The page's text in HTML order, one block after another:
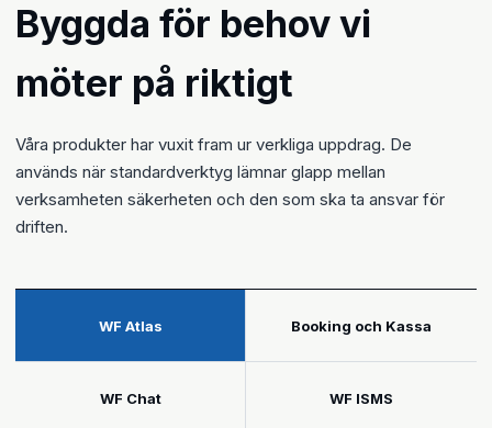
Byggda för behov vi
möter på riktigt
Våra produkter har vuxit fram ur verkliga uppdrag. De
används när standardverktyg lämnar glapp mellan
verksamheten säkerheten och den som ska ta ansvar för
driften.
WF Atlas Booking och Kassa
WF Chat WF ISMS